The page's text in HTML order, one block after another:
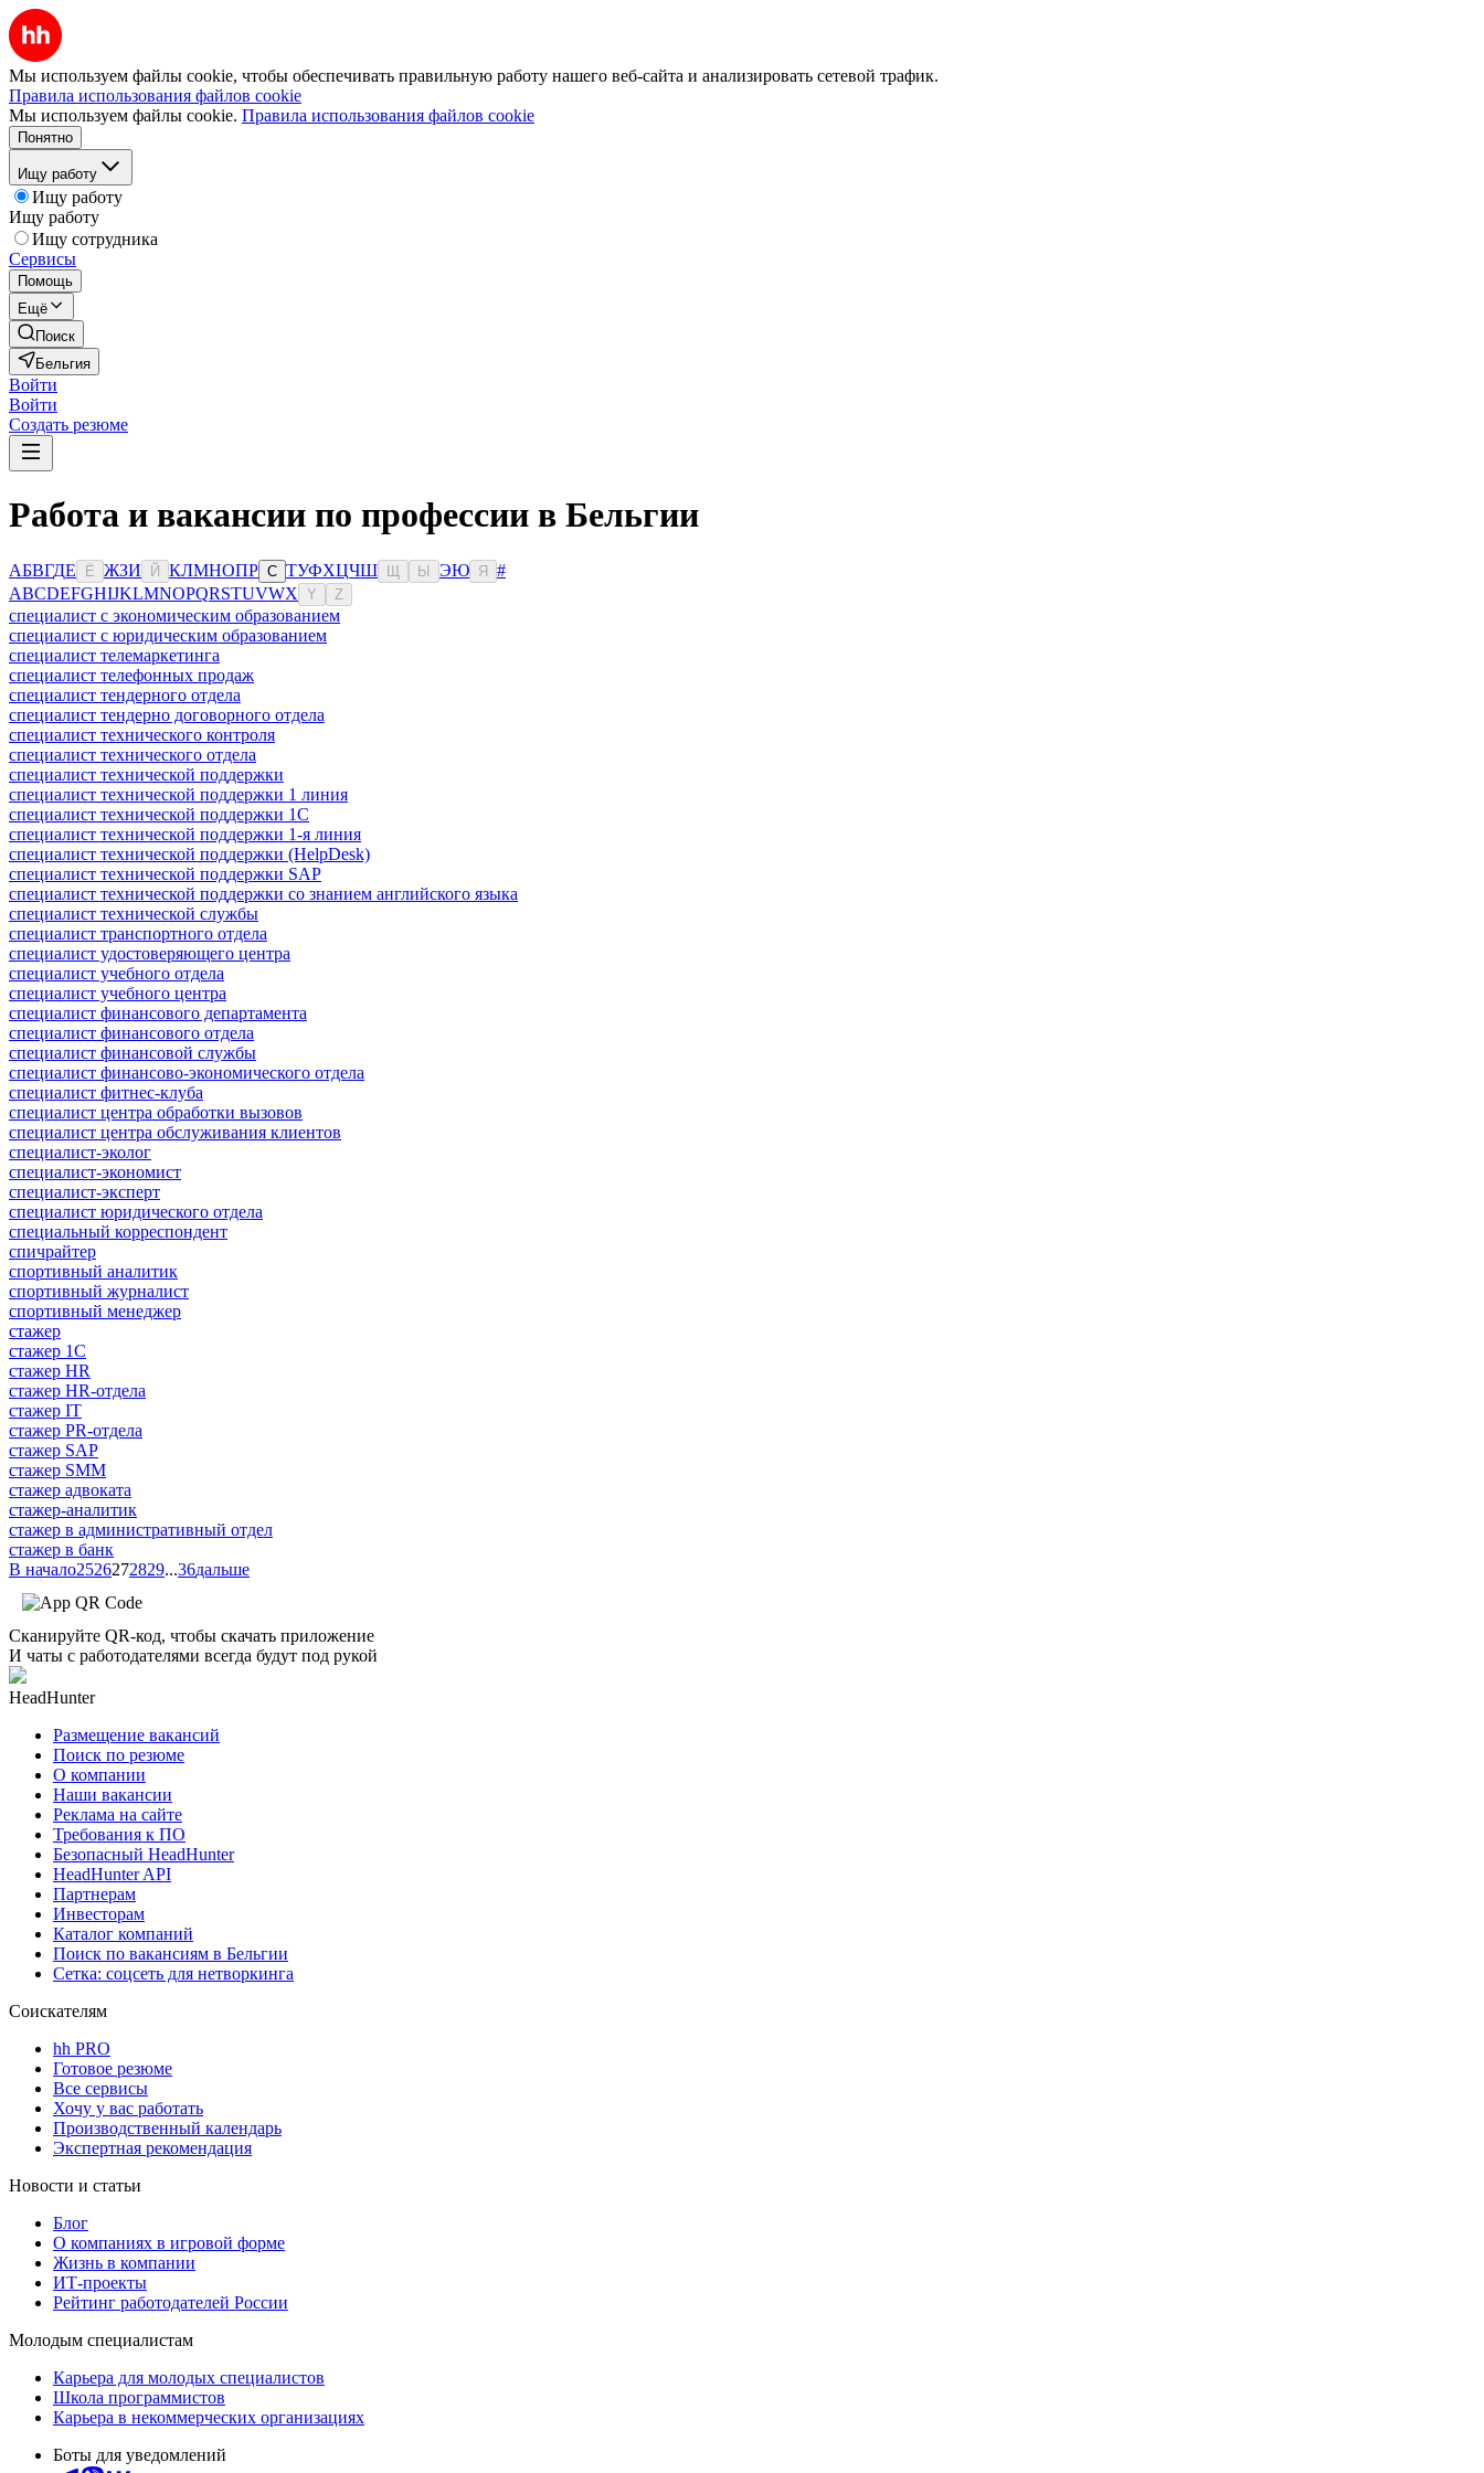
Мы используем файлы cookie, чтобы обеспечивать правильную работу нашего веб-сайта и анализировать сетевой трафик.
Правила использования файлов cookie
Мы используем файлы cookie. Правила использования файлов cookie
Понятно
Ищу работу
Ищу работу
Ищу работу
Ищу сотрудника
Сервисы
Помощь
Ещё
Поиск
Бельгия
Войти
Войти
Создать резюме
Работа и вакансии по профессии в Бельгии
АБВГДЕ Ё ЖЗИ Й КЛМНОПР С ТУФХЦЧШ Ы ЭЮ Я
#
ABCDEFGHIJKLMNOPQRSTUVWX Y Z
специалист с экономическим образованием
специалист с юридическим образованием
специалист телемаркетинга
специалист телефонных продаж
специалист тендерного отдела
специалист тендерно договорного отдела
специалист технического контроля
специалист технического отдела
специалист технической поддержки
специалист технической поддержки 1 линия
специалист технической поддержки 1С
специалист технической поддержки 1-я линия
специалист технической поддержки (HelpDesk)
специалист технической поддержки SAP
специалист технической поддержки со знанием английского языка
специалист технической службы
специалист транспортного отдела
специалист удостоверяющего центра
специалист учебного отдела
специалист учебного центра
специалист финансового департамента
специалист финансового отдела
специалист финансовой службы
специалист финансово-экономического отдела
специалист фитнес-клуба
специалист центра обработки вызовов
специалист центра обслуживания клиентов
специалист-эколог
специалист-экономист
специалист-эксперт
специалист юридического отдела
специальный корреспондент
спичрайтер
спортивный аналитик
спортивный журналист
спортивный менеджер
стажер
стажер 1С
стажер HR
стажер HR-отдела
стажер IT
стажер PR-отдела
стажер SAP
стажер SMM
стажер адвоката
стажер-аналитик
стажер в административный отдел
стажер в банк
В начало2526272829...36дальше
Сканируйте QR-код, чтобы скачать приложение
И чаты с работодателями всегда будут под рукой
HeadHunter
Размещение вакансий
Поиск по резюме
О компании
Наши вакансии
Реклама на сайте
Требования к ПО
Безопасный HeadHunter
HeadHunter API
Партнерам
Инвесторам
Каталог компаний
Поиск по вакансиям в Бельгии
Сетка: соцсеть для нетворкинга
Соискателям
hh PRO
Готовое резюме
Все сервисы
Хочу у вас работать
Производственный календарь
Экспертная рекомендация
Новости и статьи
Блог
О компаниях в игровой форме
Жизнь в компании
ИТ-проекты
Рейтинг работодателей России
Молодым специалистам
Карьера для молодых специалистов
Школа программистов
Карьера в некоммерческих организациях
Боты для уведомлений